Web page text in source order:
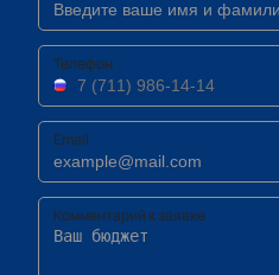
Телефон
Email
Комментарий к заявке